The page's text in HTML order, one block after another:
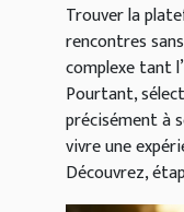
Trouver la
rencontres
complexe tant
Pourtant,
précisément à
vivre une
Découvrez,